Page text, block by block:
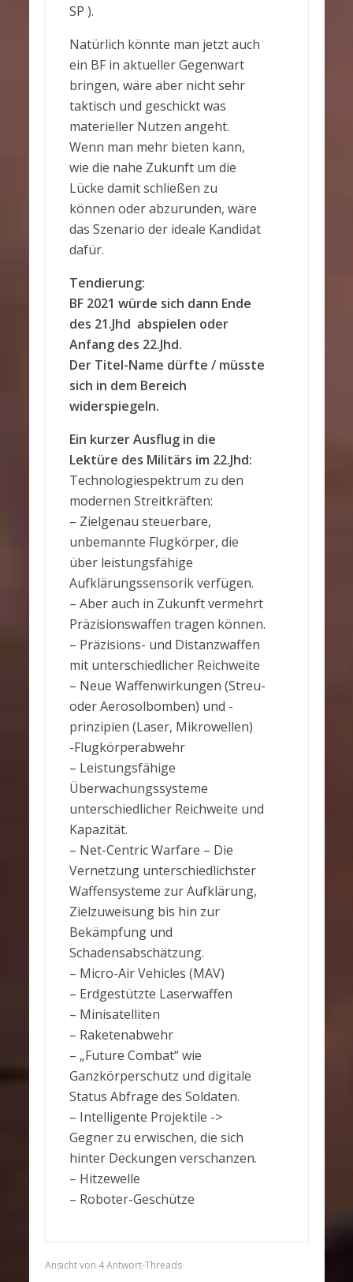
SP ).
Natürlich könnte man jetzt auch
ein BF in aktueller Gegenwart
bringen, wäre aber nicht sehr
taktisch und geschickt was
materieller Nutzen angeht.
Wenn man mehr bieten kann,
wie die nahe Zukunft um die
Lücke damit schließen zu
können oder abzurunden, wäre
das Szenario der ideale Kandidat
dafür.
Tendierung:
BF 2021 würde sich dann Ende
des 21.Jhd abspielen oder
Anfang des 22.Jhd.
Der Titel-Name dürfte / müsste
sich in dem Bereich
widerspiegeln.
Ein kurzer Ausflug in die
Lektüre des Militärs im 22.Jhd:
Technologiespektrum zu den
modernen Streitkräften:
– Zielgenau steuerbare,
unbemannte Flugkörper, die
über leistungsfähige
Aufklärungssensorik verfügen.
– Aber auch in Zukunft vermehrt
Präzisionswaffen tragen können.
– Präzisions- und Distanzwaffen
mit unterschiedlicher Reichweite
– Neue Waffenwirkungen (Streu-
oder Aerosolbomben) und -
prinzipien (Laser, Mikrowellen)
-Flugkörperabwehr
– Leistungsfähige
Überwachungssysteme
unterschiedlicher Reichweite und
Kapazität.
– Net-Centric Warfare – Die
Vernetzung unterschiedlichster
Waffensysteme zur Aufklärung,
Zielzuweisung bis hin zur
Bekämpfung und
Schadensabschätzung.
– Micro-Air Vehicles (MAV)
– Erdgestützte Laserwaffen
– Minisatelliten
– Raketenabwehr
– „Future Combat“ wie
Ganzkörperschutz und digitale
Status Abfrage des Soldaten.
– Intelligente Projektile ->
Gegner zu erwischen, die sich
hinter Deckungen verschanzen.
– Hitzewelle
– Roboter-Geschütze
Ansicht von 4 Antwort-Threads